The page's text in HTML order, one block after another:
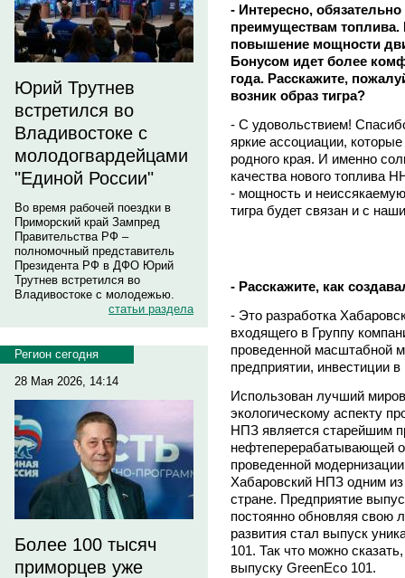
Юрий Трутнев
встретился во
Владивостоке с
молодогвардейцами
"Единой России"
Во время рабочей поездки в
Приморский край Зампред
Правительства РФ –
полномочный представитель
Президента РФ в ДФО Юрий
Трутнев встретился во
Владивостоке с молодежью.
статьи раздела
Регион сегодня
28 Мая 2026, 14:14
Более 100 тысяч
приморцев уже
- Интересно,
преимуществам
повышение мощности
Бонусом идет более
года. Расскажите,
возник образ тигра?
- С удовольствием!
яркие ассоциации,
родного края. И именно
качества нового топлива
- мощность и
тигра будет связан и с
- Расскажите, как
- Это разработка
входящего в Группу
проведенной масштабной
предприятии, инвестиции
Использован лучший
экологическому аспекту
НПЗ является старейшим
нефтеперерабатывающей
проведенной
Хабаровский НПЗ одним
стране. Предприятие
постоянно обновляя свою
развития стал выпуск
101. Так что можно
выпуску GreenEco 101.